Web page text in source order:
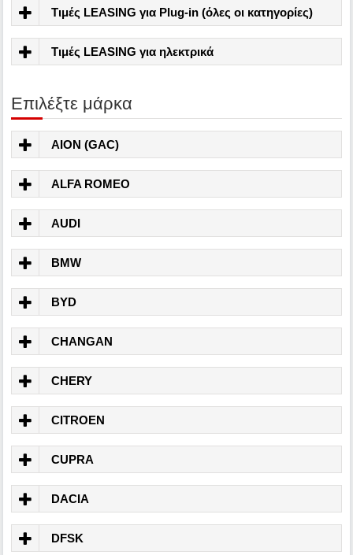
Τιμές LEASING για Plug-in (όλες οι κατηγορίες)
Τιμές LEASING για ηλεκτρικά
Επιλέξτε μάρκα
AION (GAC)
ALFA ROMEO
AUDI
BMW
BYD
CHANGAN
CHERY
CITROEN
CUPRA
DACIA
DFSK